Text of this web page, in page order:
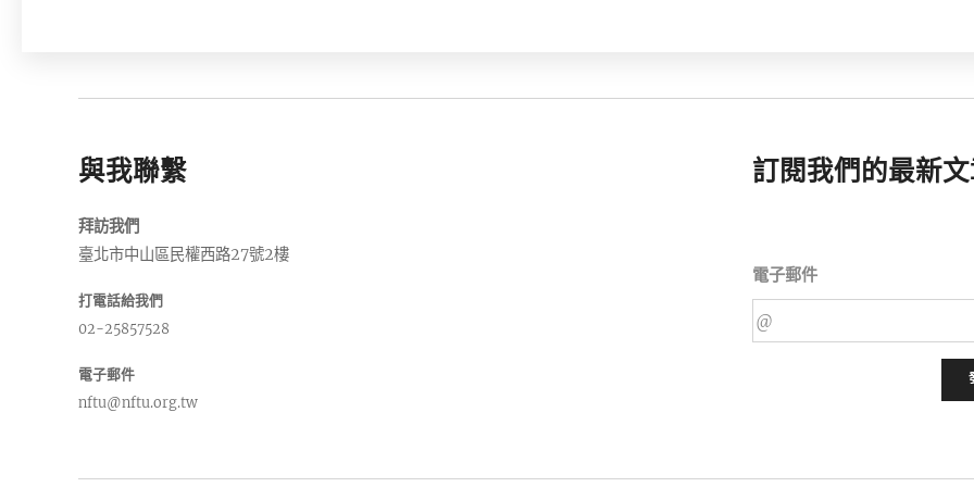
與我聯繫
拜訪我們
臺北市中山區民權西路27號2樓
打電話給我們
02-25857528
電子郵件
nftu@nftu.org.tw
訂閱我們的最新
電子郵件